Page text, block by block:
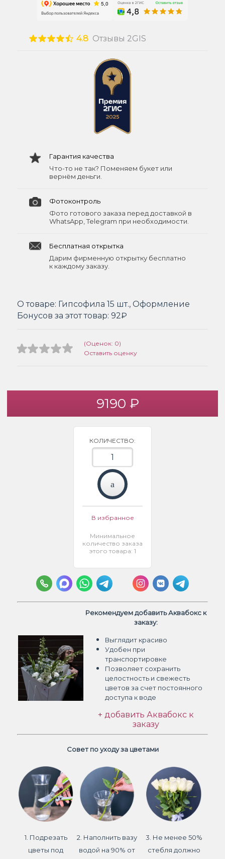
4.8 Отзывы 2GIS
Гарантия качества
Что-то не так? Поменяем букет или
вернём деньги.
Фотоконтроль
Фото готового заказа перед доставкой в
WhatsApp, Telegram при необходимости.
Бесплатная открытка
Дарим фирменную открытку бесплатно
к каждому заказу.
О товаре: Гипсофила 15 шт., Оформление
Бонусов за этот товар: 92₽
(Оценок: 0)
Оставить оценку
9190 ₽
КОЛИЧЕСТВО:
В избранное
Минимальное
количество заказа
этого товара: 1
Рекомендуем добавить Аквабокс к
заказу:
Выглядит красиво
Удобен при
транспортировке
Позволяет сохранить
целостность и свежесть
цветов за счет постоянного
доступа к воде
+ добавить Аквабокс к
заказу
Совет по уходу за цветами
1. Подрезать
цветы под
2. Наполнить вазу
водой на 90% от
3. Не менее 50%
стебля должно